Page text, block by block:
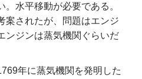
水平移動が必要である。
案されたが、問題はエンジ
ンジンは蒸気機関ぐらいだ
年に蒸気機関を発明した